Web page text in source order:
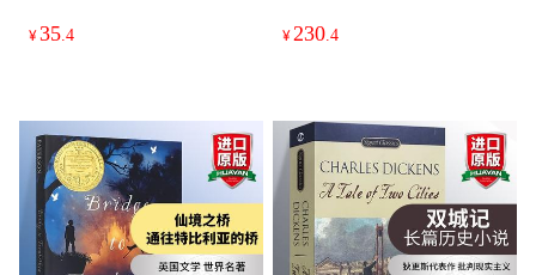
撕不破 贝贝熊亲子绘本【纸
¥35 .4
儿英语启蒙教材 OPW零基
¥ 230 .4